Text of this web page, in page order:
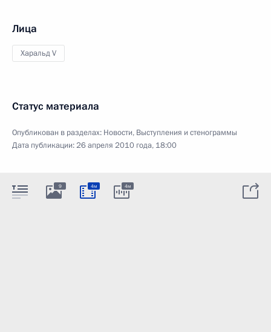
Лица
Харальд V
Статус материала
Опубликован в разделах: Новости, Выступления и стенограммы
Дата публикации:26 апреля 2010 года, 18:00
9 4м 4м